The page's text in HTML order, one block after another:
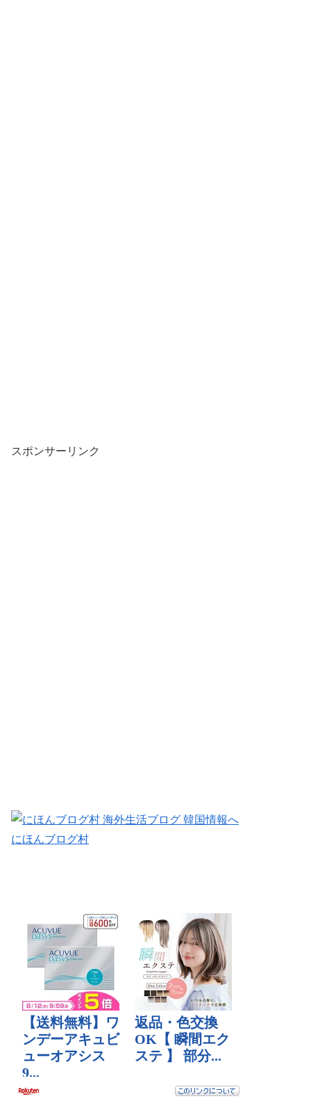
スポンサーリンク
にほんブログ村